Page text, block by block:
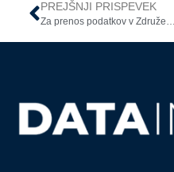
PREJŠNJI PRISPEVEK
Za prenos podatkov v Združeno kraljestvo ni omejitev